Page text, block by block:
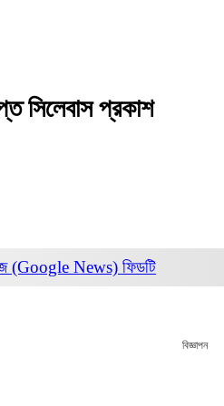
সিলেবাস প্রকাশ
(Google News) ফিডটি
বিজ্ঞাপন